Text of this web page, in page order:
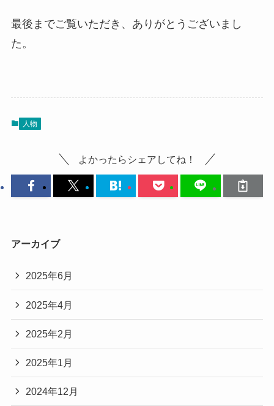
最後までご覧いただき、ありがとうございまし
た。
人物
よかったらシェアしてね！
アーカイブ
2025年6月
2025年4月
2025年2月
2025年1月
2024年12月